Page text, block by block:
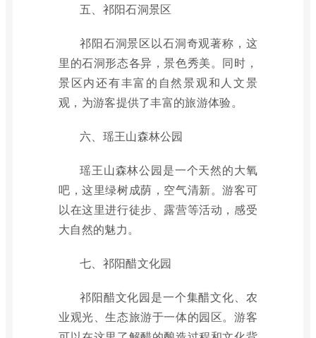
五、祁阳石洞景区
祁阳石洞景区以石洞奇观著称，这
里的石洞形态各异，景色秀美。同时，
景区内还有丰富的自然景观和人文景
观，为游客提供了丰富的旅游体验。
六、瑶王山森林公园
瑶王山森林公园是一个天然的大氧
吧，这里绿树成荫，空气清新。游客可
以在这里进行徒步、露营等活动，感受
大自然的魅力。
七、祁阳醋文化园
祁阳醋文化园是一个集醋文化、农
业观光、生态旅游于一体的园区。游客